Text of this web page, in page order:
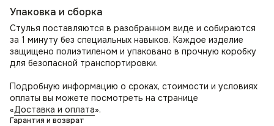
Стул Лео — безупречное сочетание функциональности
и элегантности!
Упаковка и сборка
Стулья поставляются в разобранном виде и собираются
за 1 минуту без специальных навыков. Каждое изделие
защищено полиэтиленом и упаковано в прочную коробку
для безопасной транспортировки.
Подробную информацию о сроках, стоимости и условиях
оплаты вы можете посмотреть на странице
«Доставка и оплата».
Гарантия и возврат